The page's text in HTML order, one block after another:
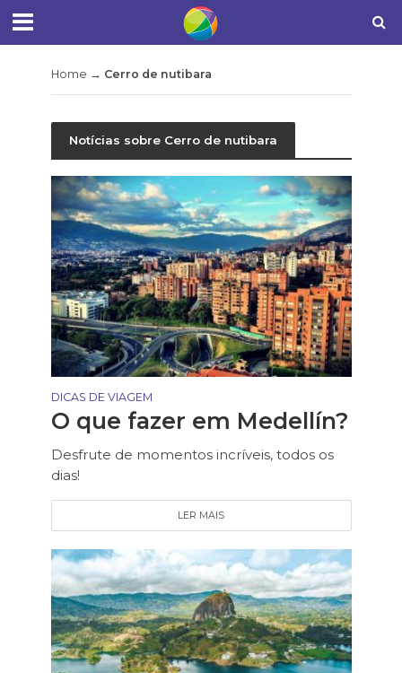
Home → Cerro de nutibara
Notícias sobre Cerro de nutibara
DICAS DE VIAGEM
O que fazer em Medellín?
Desfrute de momentos incríveis, todos os
dias!
LER MAIS